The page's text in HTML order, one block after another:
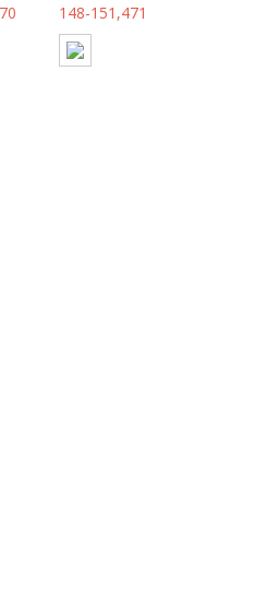
148-151,471